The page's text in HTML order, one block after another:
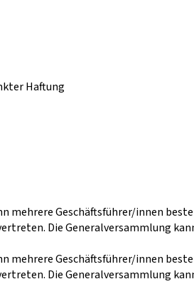
Haftung
mehrere Geschäftsführer/innen
Die Generalversammlung
mehrere Geschäftsführer/innen
Die Generalversammlung